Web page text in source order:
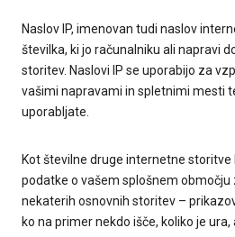
Naslov IP, imenovan tudi naslov
številka, ki jo računalniku ali napravi
storitev. Naslovi IP se uporabijo za
vašimi napravami in spletnimi mesti
uporabljate.
Kot številne druge internetne storitve
podatke o vašem splošnem območju
nekaterih osnovnih storitev –
ko na primer nekdo išče, koliko je